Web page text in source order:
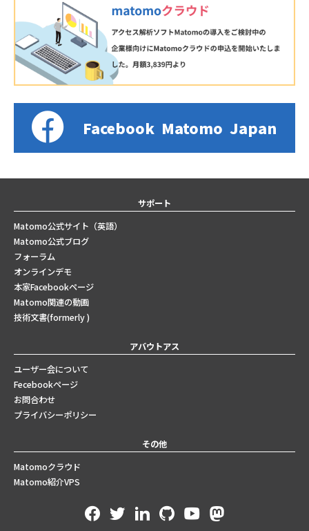
Facebook Matomo Japan
サポート
Matomo公式サイト（英語）
Matomo公式ブログ
フォーラム
オンラインデモ
本家Facebookページ
Matomo関連の動画
技術文書(formerly )
アバウトアス
ユーザー会について
Fecebookページ
お問合わせ
プライバシーポリシー
その他
Matomoクラウド
Matomo紹介VPS